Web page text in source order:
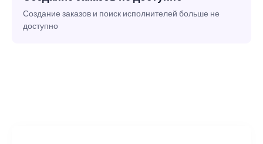
Создание заказов и поиск исполнителей больше не
доступно